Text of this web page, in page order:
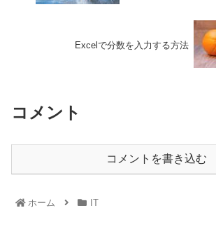
Excelで分数を入力する方法
コメント
コメントを書き込む
ホーム IT